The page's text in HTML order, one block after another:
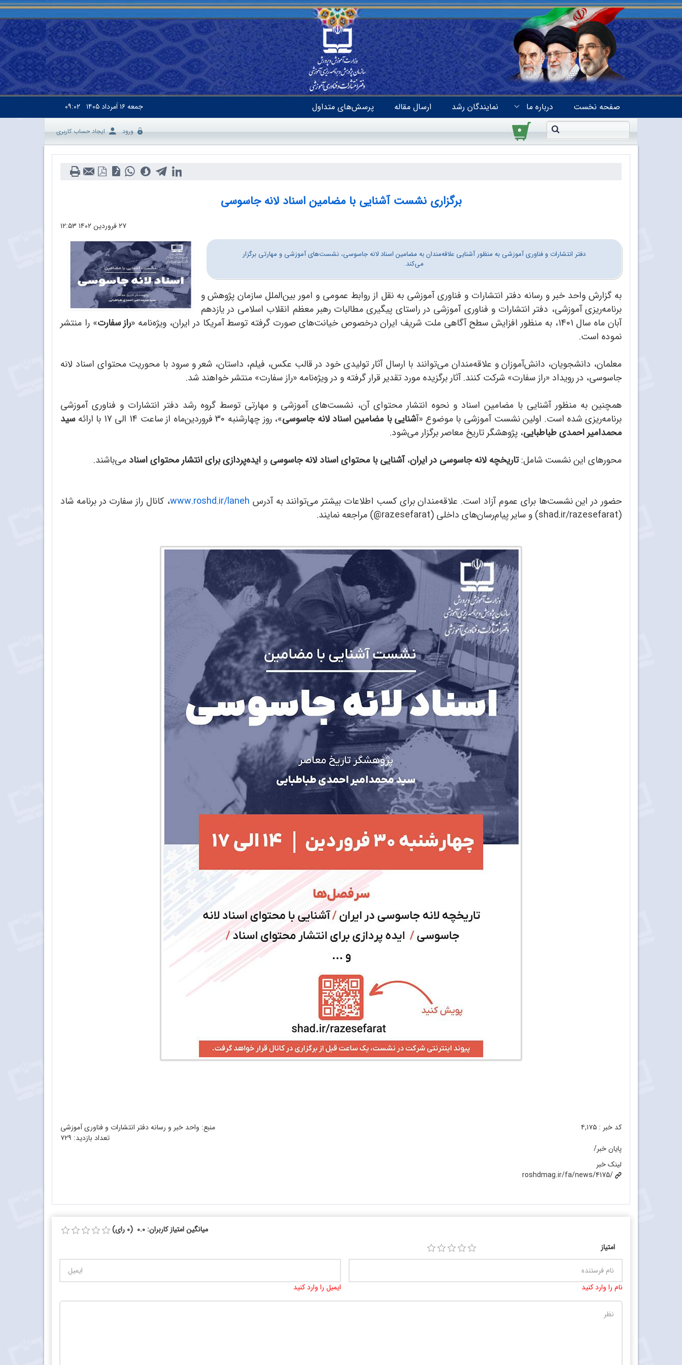
صفحه نخست درباره ما نمایندگان رشد ارسال مقاله پرسش‌های متداول جمعه۱۶ اَمرداد ۱۴۰۵ ۰۹:۰۲
۰ ورود ایجاد حساب کاربری
برگزاری نشست آشنایی با مضامین اسناد لانه جاسوسی
۲۷ فروردین ۱۴۰۲ ۱۲:۵۳
دفتر انتشارات و فناوری آموزشی به منظور آشنایی علاقه‌مندان به مضامین اسناد لانه جاسوسی، نشست‌های آموزشی و مهارتی برگزار
می‌کند.
به گزارش واحد خبر و رسانه دفتر انتشارات و فناوری آموزشی به نقل از روابط عمومی و امور بین‌الملل سازمان پژوهش و
برنامه‌ریزی آموزشی، دفتر انتشارات و فناوری آموزشی در راستای پیگیری مطالبات رهبر معظم انقلاب اسلامی در یازدهم
آبان ماه سال 1401، به منظور افزایش سطح آگاهی‌ ملت شریف ایران درخصوص خیانت‌های صورت گرفته توسط آمریکا در ایران، ویژه‌نامه «
راز سفارت» را منتشر
نموده است.
معلمان، دانشجویان، دانش‌آموزان و علاقه‌مندان می‌توانند با ارسال آثار تولیدی خود در قالب‌ عکس، فیلم، داستان، شعر و سرود با محوریت محتوای اسناد لانه
جاسوسی، در رویداد «راز سفارت» شرکت کنند. آثار برگزیده مورد تقدیر قرار گرفته و در ویژه‌نامه «راز سفارت» منتشر خواهند شد.
همچنین به منظور آشنایی با مضامین اسناد و نحوه انتشار محتوای آن، نشست‌های آموزشی و مهارتی توسط گروه رشد دفتر انتشارات و فناوری آموزشی
برنامه‌ریزی شده است. اولین نشست آموزشی با موضوع «آشنایی با مضامین اسناد لانه جاسوسی»، روز چهارشنبه 30 فروردین‌ماه از ساعت 14 الی 17 با ارائه
سید
محمدامیر احمدی طباطبایی، پژوهشگر تاریخ معاصر برگزار می‌شود.
محورهای این نشست شامل:تاریخچه لانه جاسوسی در ایران،آشنایی با محتوای اسناد لانه جاسوسی و ایده‌پردازی برای انتشار محتوای اسنادمی‌باشند.
حضور در این نشست‌ها برای عموم آزاد است. علاقه‌مندان برای کسب اطلاعات بیشتر می‌توانند به آدرس www.roshd.ir/laneh، کانال راز سفارت در برنامه شاد
(shad.ir/razesefarat) و سایر پیام‌رسان‌های داخلی (
razesefarat
@) مراجعه نمایند.
منبع: واحد خبر و رسانه دفتر انتشارات و فناوری آموزشی
تعداد بازدید: ۷۲۹
کد خبر : ۴,۱۷۵
پایان خبر/
لینک خبر
roshdmag.ir/fa/news/4175/
میانگین امتیاز کاربران: 0.0 (0 رای)
امتیاز
نام را وارد کنید ایمیل را وارد کنید